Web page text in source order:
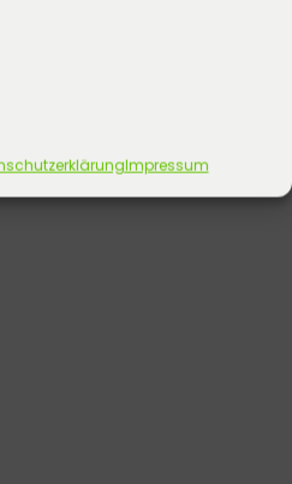
Impressum